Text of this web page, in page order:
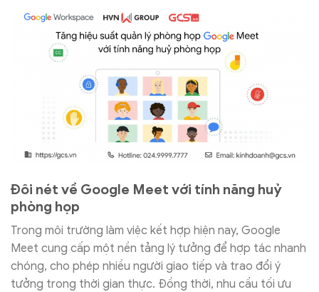
Đôi nét về Google Meet với tính năng huỷ
phòng họp
Trong môi trường làm việc kết hợp hiện nay, Google
Meet cung cấp một nền tảng lý tưởng để hợp tác nhanh
chóng, cho phép nhiều người giao tiếp và trao đổi ý
tưởng trong thời gian thực. Đồng thời, nhu cầu tối ưu